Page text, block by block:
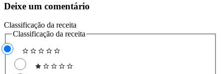
Deixe um comentário
Classificação da receita
Classificação da receita